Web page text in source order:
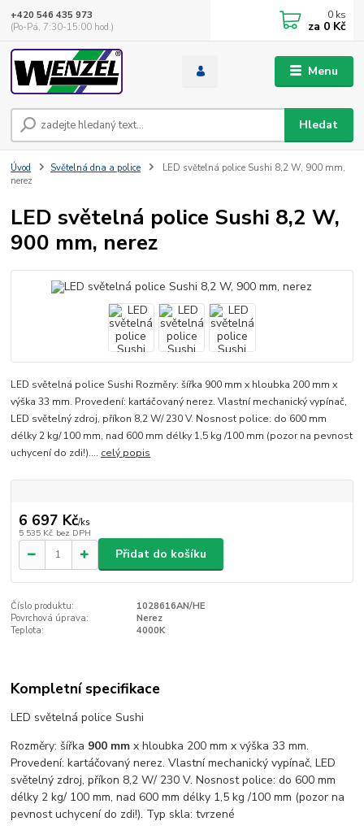
Menu
Hledat
+420 546 435 973
(Po-Pá, 7:30-15:00 hod.)
0 ks
za 0 Kč
Úvod Světelná dna a police
LED světelná police Sushi 8,2 W, 900 mm,
nerez
LED světelná police Sushi 8,2 W,
900 mm, nerez
LED světelná police Sushi Rozměry: šířka 900 mm x hloubka 200 mm x
výška 33 mm. Provedení: kartáčovaný nerez. Vlastní mechanický vypínač,
LED světelný zdroj, příkon 8,2 W/ 230 V. Nosnost police: do 600 mm
délky 2 kg/ 100 mm, nad 600 mm délky 1,5 kg /100 mm (pozor na pevnost
uchycení do zdi!).... celý popis
6 697 Kč/ks
5 535 Kč bez DPH
Přidat do košíku
Číslo produktu:
1028616AN/HE
Povrchová úprava:
Nerez
Teplota:
4000K
Kompletní specifikace
LED světelná police Sushi
Rozměry: šířka 900 mm x hloubka 200 mm x výška 33 mm.
Provedení: kartáčovaný nerez. Vlastní mechanický vypínač, LED
světelný zdroj, příkon 8,2 W/ 230 V. Nosnost police: do 600 mm
délky 2 kg/ 100 mm, nad 600 mm délky 1,5 kg /100 mm (pozor na
pevnost uchycení do zdi!). Typ skla: tvrzené